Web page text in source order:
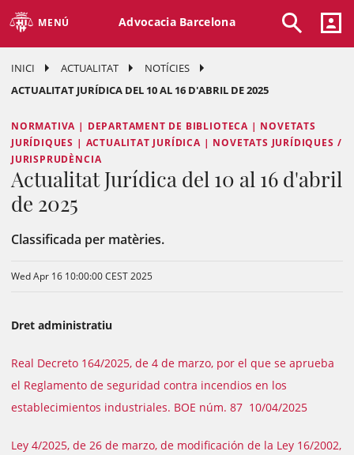
MENÚ Advocacia Barcelona
INICI ACTUALITAT
NOTÍCIES
ACTUALITAT JURÍDICA DEL 10 AL 16 D'ABRIL DE 2025
NORMATIVA | DEPARTAMENT DE BIBLIOTECA | NOVETATS
JURÍDIQUES | ACTUALITAT JURÍDICA | NOVETATS JURÍDIQUES /
JURISPRUDÈNCIA
Actualitat Jurídica del 10 al 16 d'abril
de 2025
Classificada per matèries.
Wed Apr 16 10:00:00 CEST 2025
Dret administratiu
Real Decreto 164/2025, de 4 de marzo, por el que se aprueba
el Reglamento de seguridad contra incendios en los
establecimientos industriales. BOE núm. 87 10/04/2025
Ley 4/2025, de 26 de marzo, de modificación de la Ley 16/2002,